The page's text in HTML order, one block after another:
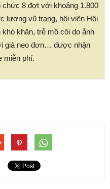
8 đợt với khoảng 1.800
lượng vũ trang, hội viên Hội
khăn, trẻ mồ côi do ảnh
già neo đơn… được nhận
miễn phí.